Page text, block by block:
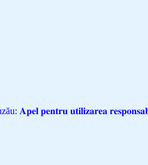
𝐀𝐩𝐞𝐥 𝐩𝐞𝐧𝐭𝐫𝐮 𝐮𝐭𝐢𝐥𝐢𝐳𝐚𝐫𝐞𝐚